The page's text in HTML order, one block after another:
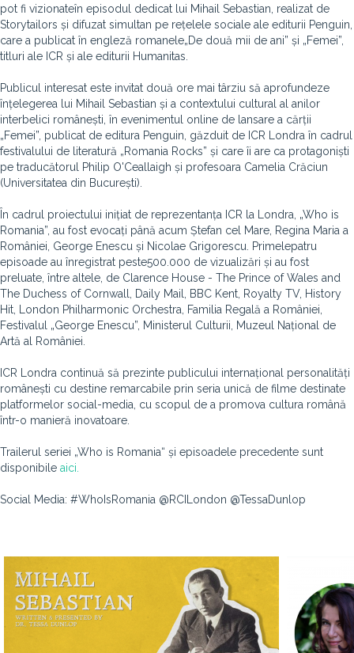
pot fi vizionateîn episodul dedicat lui Mihail Sebastian, realizat de
Storytailors și difuzat simultan pe rețelele sociale ale editurii Penguin,
care a publicat în engleză romanele„De două mii de ani” și „Femei”,
titluri ale ICR și ale editurii Humanitas.
Publicul interesat este invitat două ore mai târziu să aprofundeze
înțelegerea lui Mihail Sebastian și a contextului cultural al anilor
interbelici românești, în evenimentul online de lansare a cărții
„Femei”, publicat de editura Penguin, găzduit de ICR Londra în cadrul
festivalului de literatură „Romania Rocks” și care îi are ca protagoniști
pe traducătorul Philip O'Ceallaigh și profesoara Camelia Crăciun
(Universitatea din București).
În cadrul proiectului inițiat de reprezentanța ICR la Londra, „Who is
Romania”, au fost evocați până acum Ștefan cel Mare, Regina Maria a
României, George Enescu și Nicolae Grigorescu. Primelepatru
episoade au înregistrat peste500.000 de vizualizări și au fost
preluate, între altele, de Clarence House - The Prince of Wales and
The Duchess of Cornwall, Daily Mail, BBC Kent, Royalty TV, History
Hit, London Philharmonic Orchestra, Familia Regală a României,
Festivalul „George Enescu”, Ministerul Culturii, Muzeul Național de
Artă al României.
ICR Londra continuă să prezinte publicului internațional personalități
românești cu destine remarcabile prin seria unică de filme destinate
platformelor social-media, cu scopul de a promova cultura română
într-o manieră inovatoare.
Trailerul seriei „Who is Romania“ și episoadele precedente sunt
disponibile aici.
Social Media: #WhoIsRomania @RCILondon @TessaDunlop